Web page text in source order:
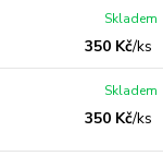
350 Kč/ks
Skladem
350 Kč/ks
Skladem